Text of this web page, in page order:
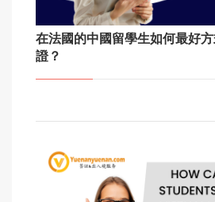
在法國的中國留學生如何最好
證？